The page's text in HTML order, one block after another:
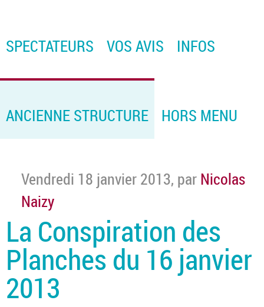
SPECTATEURS VOS AVIS INFOS
ANCIENNE STRUCTURE HORS MENU
Vendredi 18 janvier 2013, par Nicolas
Naizy
La Conspiration des
Planches du 16 janvier
2013